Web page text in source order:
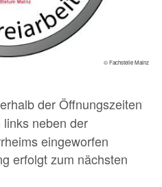
© Fachstelle Mainz
der Öffnungszeiten
links neben der
eingeworfen
erfolgt zum nächsten